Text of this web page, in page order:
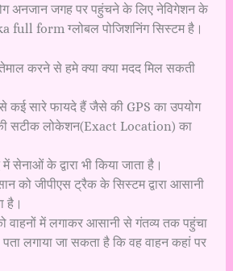
अनजान जगह पर पहुंचने के लिए नेविगेशन के
full form ग्लोबल पोजिशनिंग सिस्टम है।
करने से हमे क्या क्या मदद मिल सकती
कई सारे फायदे हैं जैसे की GPS का उपयोग
सटीक लोकेशन(Exact Location) का
सेनाओं के द्वारा भी किया जाता है।
को जीपीएस ट्रैक के सिस्टम द्वारा आसानी
है।
वाहनों में लगाकर आसानी से गंतव्य तक पहुंचा
लगाया जा सकता है कि वह वाहन कहां पर